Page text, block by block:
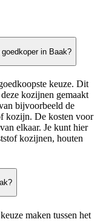
in Baak?
keuze. Dit
kozijnen gemaakt
bijvoorbeeld de
kozijn. De kosten voor
elkaar. Je kunt hier
kozijnen, houten
maken tussen het